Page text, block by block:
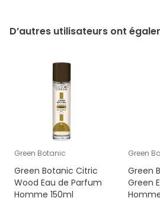
D’autres utilisateurs ont
Green Botanic
Green Botanic Citric
Wood Eau de Parfum
Homme 150ml
Green
Green
Green